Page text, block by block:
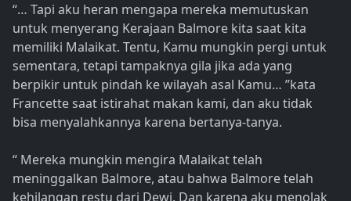
“… Tapi aku heran mengapa mereka memutuskan
untuk menyerang Kerajaan Balmore kita saat kita
memiliki Malaikat. Tentu, Kamu mungkin pergi untuk
sementara, tetapi tampaknya gila jika ada yang
berpikir untuk pindah ke wilayah asal Kamu… ”kata
Francette saat istirahat makan kami, dan aku tidak
bisa menyalahkannya karena bertanya-tanya.
“ Mereka mungkin mengira Malaikat telah
meninggalkan Balmore, atau bahwa Balmore telah
kehilangan restu dari Dewi. Dan karena aku menolak